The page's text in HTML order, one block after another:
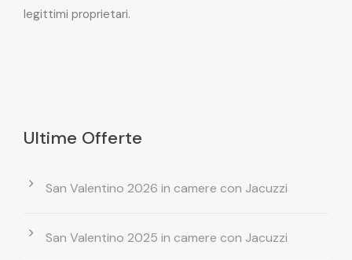
legittimi proprietari.
Ultime Offerte
San Valentino 2026 in camere con Jacuzzi
San Valentino 2025 in camere con Jacuzzi